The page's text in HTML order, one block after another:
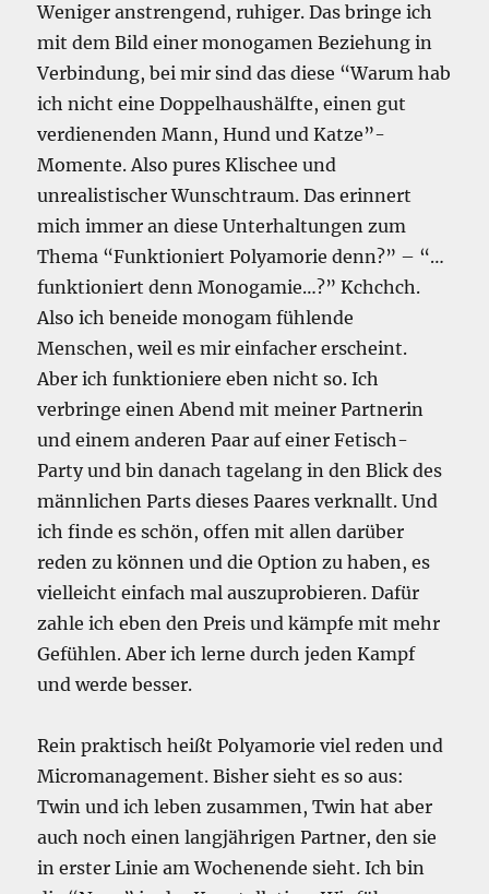
Weniger anstrengend, ruhiger. Das bringe ich
mit dem Bild einer monogamen Beziehung in
Verbindung, bei mir sind das diese “Warum hab
ich nicht eine Doppelhaushälfte, einen gut
verdienenden Mann, Hund und Katze”-
Momente. Also pures Klischee und
unrealistischer Wunschtraum. Das erinnert
mich immer an diese Unterhaltungen zum
Thema “Funktioniert Polyamorie denn?” – “…
funktioniert denn Monogamie…?” Kchchch.
Also ich beneide monogam fühlende
Menschen, weil es mir einfacher erscheint.
Aber ich funktioniere eben nicht so. Ich
verbringe einen Abend mit meiner Partnerin
und einem anderen Paar auf einer Fetisch-
Party und bin danach tagelang in den Blick des
männlichen Parts dieses Paares verknallt. Und
ich finde es schön, offen mit allen darüber
reden zu können und die Option zu haben, es
vielleicht einfach mal auszuprobieren. Dafür
zahle ich eben den Preis und kämpfe mit mehr
Gefühlen. Aber ich lerne durch jeden Kampf
und werde besser.
Rein praktisch heißt Polyamorie viel reden und
Micromanagement. Bisher sieht es so aus:
Twin und ich leben zusammen, Twin hat aber
auch noch einen langjährigen Partner, den sie
in erster Linie am Wochenende sieht. Ich bin